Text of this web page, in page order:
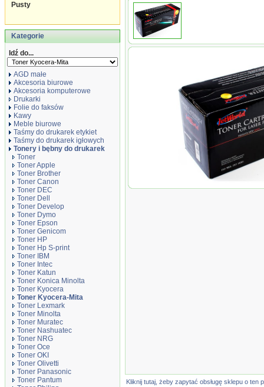
Pusty
Kategorie
Idź do...
AGD małe
Akcesoria biurowe
Akcesoria komputerowe
Drukarki
Folie do faksów
Kawy
Meble biurowe
Taśmy do drukarek etykiet
Taśmy do drukarek igłowych
Tonery i bębny do drukarek
Toner
Toner Apple
Toner Brother
Toner Canon
Toner DEC
Toner Dell
Toner Develop
Toner Dymo
Toner Epson
Toner Genicom
Toner HP
Toner Hp S-print
Toner IBM
Toner Intec
Toner Katun
Toner Konica Minolta
Toner Kyocera
Toner Kyocera-Mita
Toner Lexmark
Toner Minolta
Toner Muratec
Toner Nashuatec
Toner NRG
Toner Oce
Toner OKI
Toner Olivetti
Toner Panasonic
Toner Pantum
Toner JetWorld Czarny
Kliknij tutaj, żeby zapytać obsługę sklepu o